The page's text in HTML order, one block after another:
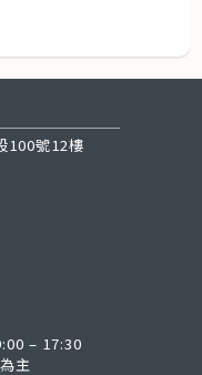
100號12樓
– 17:30
主